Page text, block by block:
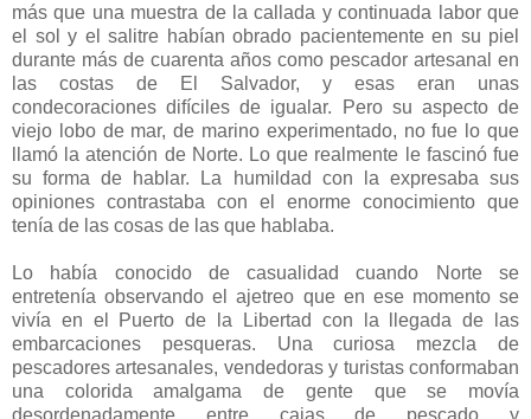
más que una muestra de la callada y continuada labor que
el sol y el salitre habían obrado pacientemente en su piel
durante más de cuarenta años como pescador artesanal en
las costas de El Salvador, y esas eran unas
condecoraciones difíciles de igualar. Pero su aspecto de
viejo lobo de mar, de marino experimentado, no fue lo que
llamó la atención de Norte. Lo que realmente le fascinó fue
su forma de hablar. La humildad con la expresaba sus
opiniones contrastaba con el enorme conocimiento que
tenía de las cosas de las que hablaba.
Lo había conocido de casualidad cuando Norte se
entretenía observando el ajetreo que en ese momento se
vivía en el Puerto de la Libertad con la llegada de las
embarcaciones pesqueras. Una curiosa mezcla de
pescadores artesanales, vendedoras y turistas conformaban
una colorida amalgama de gente que se movía
desordenadamente entre cajas de pescado y